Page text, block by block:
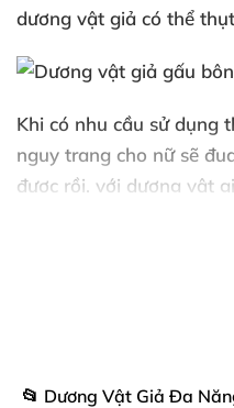
dương vật giả có thể
Khi có nhu cầu sử dụng
nguy trang cho nữ sẽ
được rồi, với dương vật
📂 Dương Vật Giả Đa